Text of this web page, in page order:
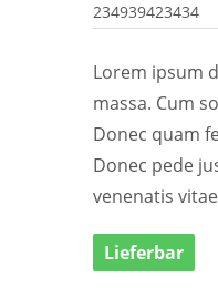
234939423434
Lorem ipsum
massa. Cum
Donec quam
Donec pede
venenatis
Lieferbar